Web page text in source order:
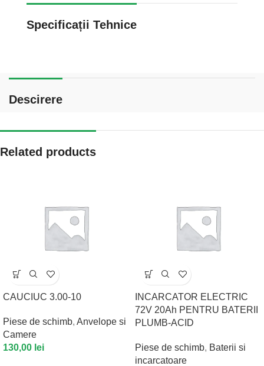
Specificații Tehnice
Descirere
Related products
CAUCIUC 3.00-10
Piese de schimb, Anvelope si
Camere
130,00 lei
INCARCATOR ELECTRIC
72V 20Ah PENTRU BATERII
PLUMB-ACID
Piese de schimb, Baterii si
incarcatoare